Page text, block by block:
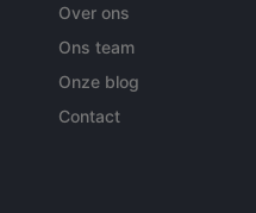
Over ons
Ons team
Onze blog
Contact